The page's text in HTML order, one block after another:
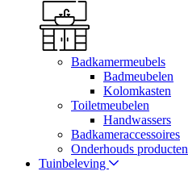
Badkamermeubels
Badmeubelen
Kolomkasten
Toiletmeubelen
Handwassers
Badkameraccessoires
Onderhouds producten
Tuinbeleving